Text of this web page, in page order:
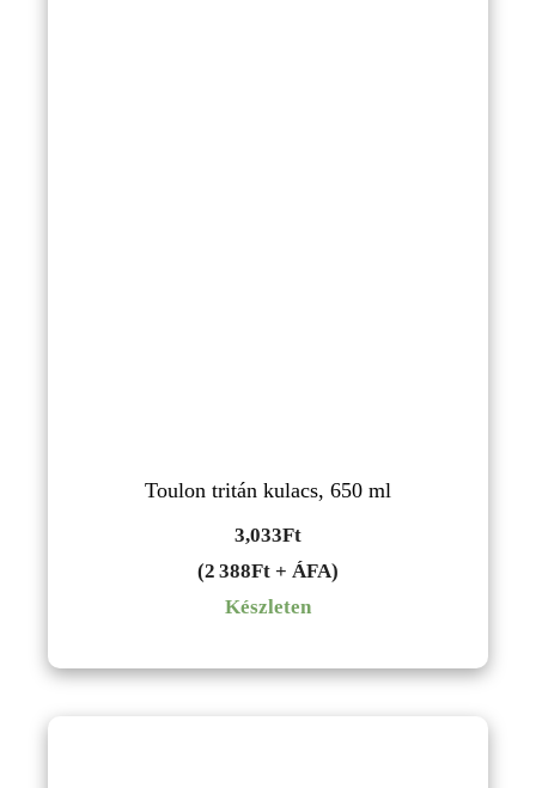
Toulon tritán kulacs, 650 ml
3,033Ft
(2 388Ft + ÁFA)
Készleten